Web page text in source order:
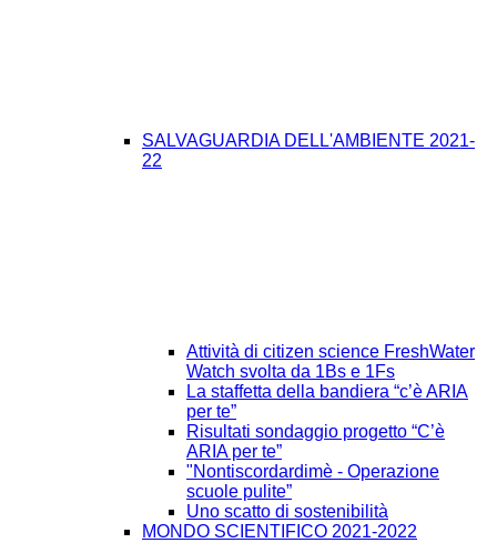
SALVAGUARDIA DELL'AMBIENTE 2021-
22
Attività di citizen science FreshWater
Watch svolta da 1Bs e 1Fs
La staffetta della bandiera “c’è ARIA
per te”
Risultati sondaggio progetto “C’è
ARIA per te”
"Nontiscordardimè - Operazione
scuole pulite”
Uno scatto di sostenibilità
MONDO SCIENTIFICO 2021-2022